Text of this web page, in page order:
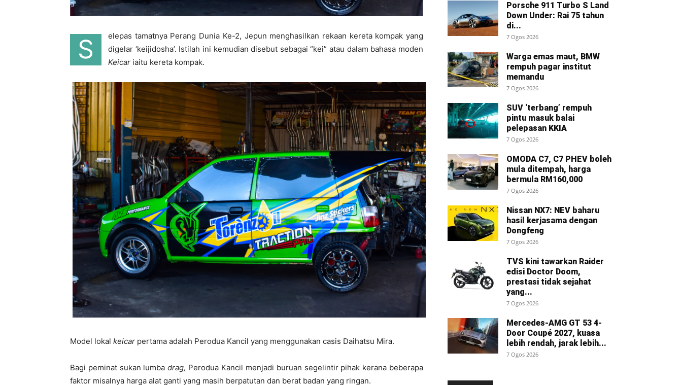
S
elepas tamatnya Perang Dunia Ke-2, Jepun menghasilkan rekaan kereta kompak yang
digelar ‘keijidosha’. Istilah ini kemudian disebut sebagai “kei” atau dalam bahasa moden
Keicar iaitu kereta kompak.
Model lokal keicar pertama adalah Perodua Kancil yang menggunakan casis Daihatsu Mira.
Bagi peminat sukan lumbadrag, Perodua Kancil menjadi buruan segelintir pihak kerana beberapa
faktor misalnya harga alat ganti yang masih berpatutan dan berat badan yang ringan.
Porsche 911 Turbo S Land
Down Under: Rai 75 tahun
di...
7 Ogos 2026
Warga emas maut, BMW
rempuh pagar institut
memandu
7 Ogos 2026
SUV ‘terbang’ rempuh
pintu masuk balai
pelepasan KKIA
7 Ogos 2026
OMODA C7, C7 PHEV boleh
mula ditempah, harga
bermula RM160,000
7 Ogos 2026
Nissan NX7: NEV baharu
hasil kerjasama dengan
Dongfeng
7 Ogos 2026
TVS kini tawarkan Raider
edisi Doctor Doom,
prestasi tidak sejahat
yang...
7 Ogos 2026
Mercedes-AMG GT 53 4-
Door Coupé 2027, kuasa
lebih rendah, jarak lebih...
7 Ogos 2026